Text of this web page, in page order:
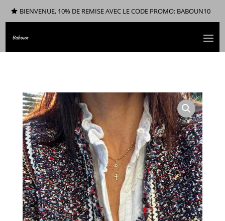
BIENVENUE, 10% DE REMISE AVEC LE CODE PROMO: BABOUN10